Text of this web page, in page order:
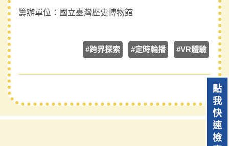
籌辦單位： 國立臺灣歷史博物館
#跨界探索 #定時輪播 #VR體驗
點
我
快
速
檢